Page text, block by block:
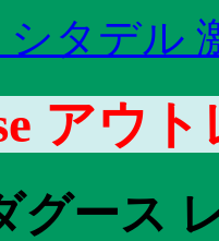
タデル
アウ
グース